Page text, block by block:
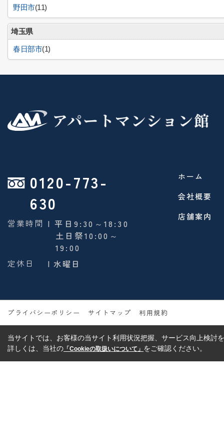
野田市(11)
埼玉県
春日部市(1)
0120-773-
630
営業時間 | 平日9:30～18:30
土日祭10:00～
19:00
定休日
| 水曜日
ホーム
会社概要
店舗案内
プライバシーポリシー サイトマップ 利用規約
当サイトでは、お客様の当サイト利用状況把握、サービス向上検討
詳しくは、当社の 「Cookieの取扱いについて」 をご確認ください。